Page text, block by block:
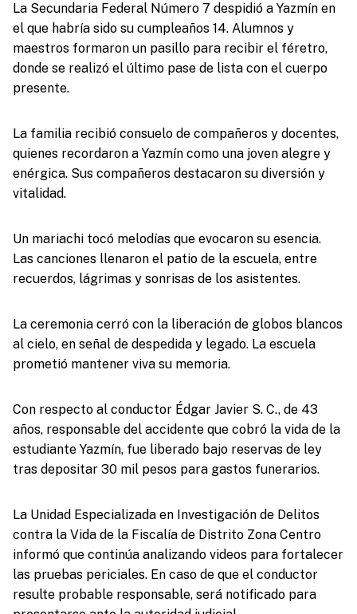
La Secundaria Federal Número 7 despidió a Yazmín en
el que habría sido su cumpleaños 14. Alumnos y
maestros formaron un pasillo para recibir el féretro,
donde se realizó el último pase de lista con el cuerpo
presente.
La familia recibió consuelo de compañeros y docentes,
quienes recordaron a Yazmín como una joven alegre y
enérgica. Sus compañeros destacaron su diversión y
vitalidad.
Un mariachi tocó melodías que evocaron su esencia.
Las canciones llenaron el patio de la escuela, entre
recuerdos, lágrimas y sonrisas de los asistentes.
La ceremonia cerró con la liberación de globos blancos
al cielo, en señal de despedida y legado. La escuela
prometió mantener viva su memoria.
Con respecto al conductor Édgar Javier S. C., de 43
años, responsable del accidente que cobró la vida de la
estudiante Yazmín, fue liberado bajo reservas de ley
tras depositar 30 mil pesos para gastos funerarios.
La Unidad Especializada en Investigación de Delitos
contra la Vida de la Fiscalía de Distrito Zona Centro
informó que continúa analizando videos para fortalecer
las pruebas periciales. En caso de que el conductor
resulte probable responsable, será notificado para